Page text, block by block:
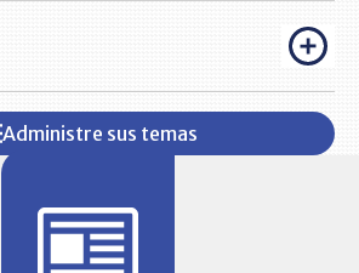
Administre sus temas